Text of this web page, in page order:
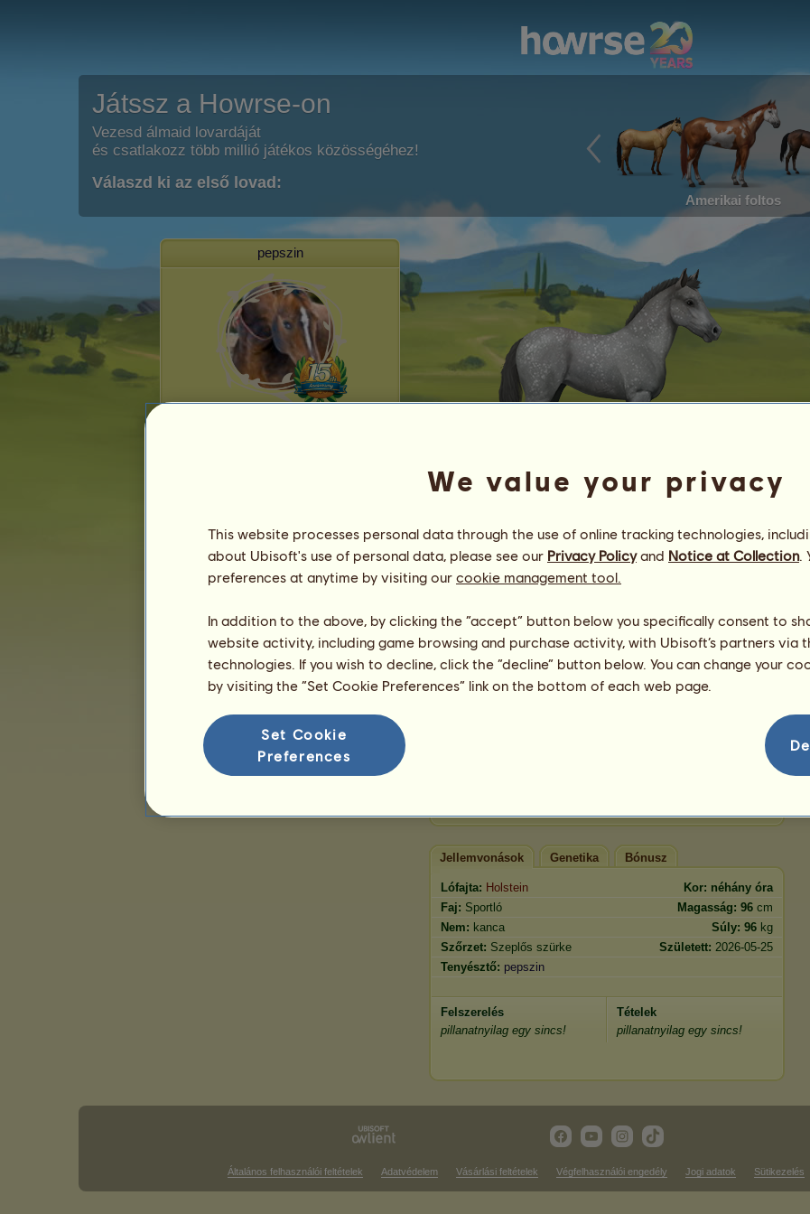
Játssz a Howrse-on
Vezesd álmaid lovardáját
és csatlakozz több millió játékos közösségéhez!
Válaszd ki az első lovad:
Amerikai foltos
pepszin
Rangsorolás
Általános rangsor
Faj rangsorolás
Ifjú Krőzus
08:00
Egészség
100 %
Hangulat
100%
Képességek Összesen:
799.26
909.75
529.52
Jellemvonások Genetika Bónusz
Lófajta: Holstein Kor: néhány óra
Faj: Sportló Magasság: 96 cm
Nem: kanca Súly: 96 kg
Szőrzet: Szeplős szürke Született: 2026-05-25
Tenyésztő: pepszin
Felszerelés
pillanatnyilag egy sincs!
Tételek
pillanatnyilag egy sincs!
Általános felhasználói feltételek Adatvédelem Vásárlási feltételek Végfelhasználói engedély Jogi adatok Sütikezelés
We value your privacy
This website processes personal data through the use of online tracking technologies,
about Ubisoft's use of personal data, please see our Privacy Policyand Notice at Collection.
preferences at anytime by visiting our cookie management tool.
In addition to the above, by clicking the “accept” button below you specifically consent to
website activity, including game browsing and purchase activity, with Ubisoft’s partners via
technologies. If you wish to decline, click the “decline” button below. You can change your
by visiting the “Set Cookie Preferences” link on the bottom of each web page.
Set Cookie
Preferences